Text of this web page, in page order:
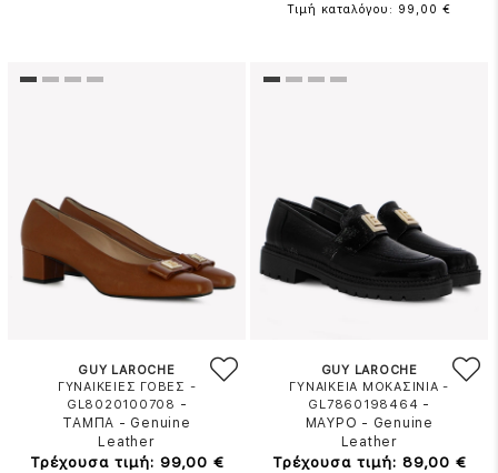
Τιμή καταλόγου: 99,00 €
GUY LAROCHE
ΓΥΝΑΙΚΕΙΕΣ ΓΟΒΕΣ -
GL8020100708 -
ΤΑΜΠΑ - Genuine
Leather
Τρέχουσα τιμή: 99,00 €
GUY LAROCHE
ΓΥΝΑΙΚΕΙΑ ΜΟΚΑΣΙΝΙΑ -
GL7860198464 -
ΜΑΥΡΟ - Genuine
Leather
Τρέχουσα τιμή: 89,00 €